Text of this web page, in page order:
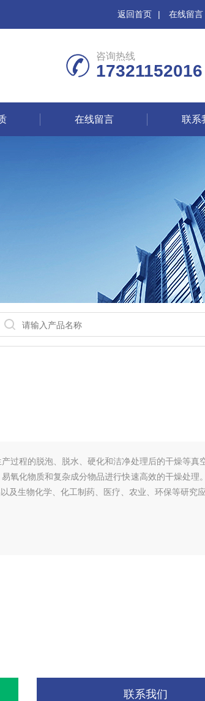
返回首页 | 在线留言
咨询热线
17321152016
在线留言 联系
过程的脱泡、脱水、硬化和洁净处理后的干燥等真
氧化物质和复杂成分物品进行快速高效的干燥处理
及生物化学、化工制药、医疗、农业、环保等研究
联系我们